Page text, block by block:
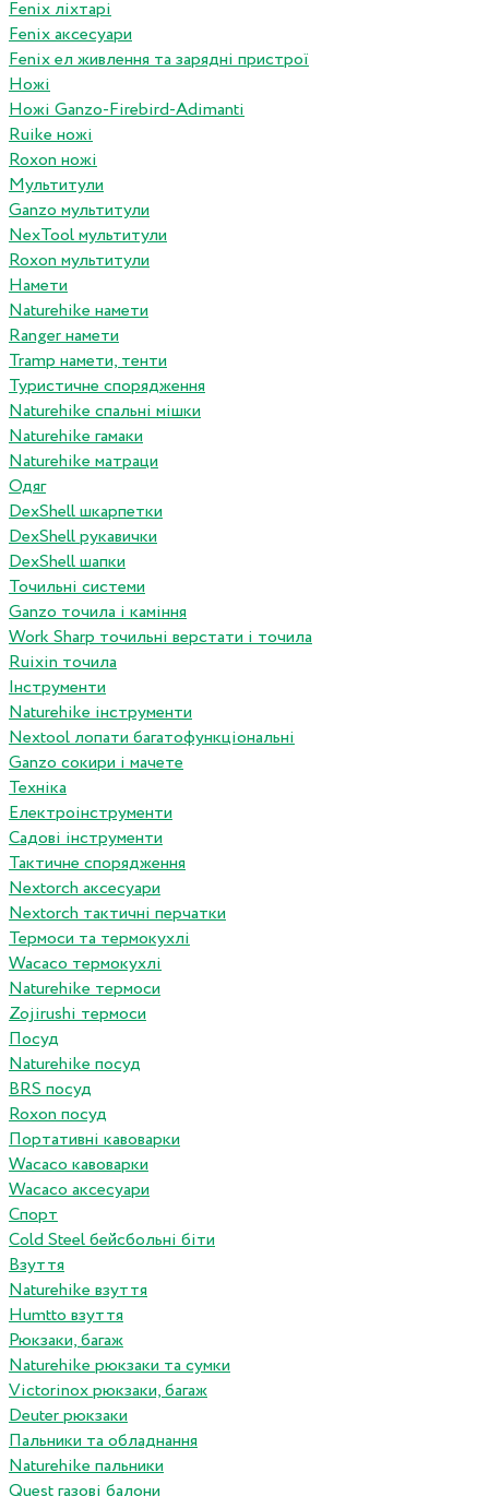
Fenix ліхтарі
Fenix аксесуари
Fenix ел живлення та зарядні пристрої
Ножі
Ножі Ganzo-Firebird-Adimanti
Ruike ножі
Roxon ножi
Мультитули
Ganzo мультитули
NexTool мультитули
Roxon мультитули
Намети
Naturehike намети
Ranger намети
Tramp намети, тенти
Туристичне спорядження
Naturehike спальні мішки
Naturehike гамаки
Naturehike матраци
Одяг
DexShell шкарпетки
DexShell рукавички
DexShell шапки
Точильні системи
Ganzo точила і каміння
Work Sharp точильні верстати і точила
Ruixin точила
Інструменти
Naturehike інструменти
Nextool лопати багатофункціональні
Ganzo сокири і мачете
Техніка
Електроінструменти
Садові інструменти
Тактичне спорядження
Nextorch аксесуари
Nextorch тактичні перчатки
Термоси та термокухлі
Wacaco термокухлі
Naturehike термоси
Zojirushi термоси
Посуд
Naturehike посуд
BRS посуд
Roxon посуд
Портативні кавоварки
Wacaco кавоварки
Wacaco аксесуари
Спорт
Cold Steel бейсбольні біти
Взуття
Naturehike взуття
Humtto взуття
Рюкзаки, багаж
Naturehike рюкзаки та сумки
Victorinox рюкзаки, багаж
Deuter рюкзаки
Пальники та обладнання
Naturehike пальники